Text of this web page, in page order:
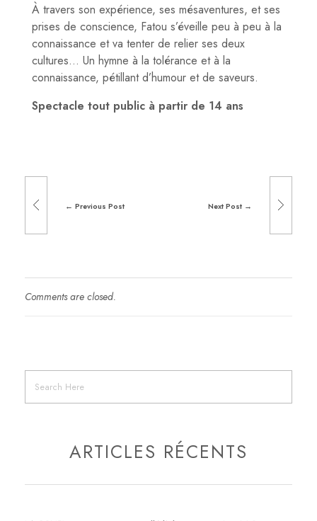
À travers son expérience, ses mésaventures, et ses
prises de conscience, Fatou s’éveille peu à peu à la
connaissance et va tenter de relier ses deux
cultures… Un hymne à la tolérance et à la
connaissance, pétillant d’humour et de saveurs.
Spectacle tout public à partir de 14 ans
Previous Post Next Post
Comments are closed.
ARTICLES RÉCENTS